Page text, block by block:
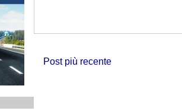
Post più recente